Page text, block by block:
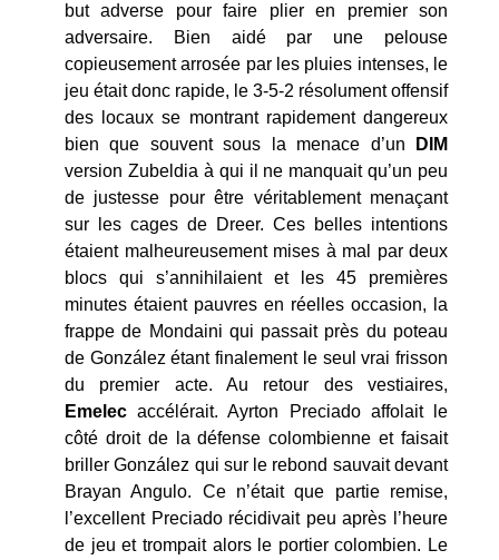
but adverse pour faire plier en premier son
adversaire. Bien aidé par une pelouse
copieusement arrosée par les pluies intenses, le
jeu était donc rapide, le 3-5-2 résolument offensif
des locaux se montrant rapidement dangereux
bien que souvent sous la menace d’un
DIM
version Zubeldia à qui il ne manquait qu’un peu
de justesse pour être véritablement menaçant
sur les cages de Dreer. Ces belles intentions
étaient malheureusement mises à mal par deux
blocs qui s’annihilaient et les 45 premières
minutes étaient pauvres en réelles occasion, la
frappe de Mondaini qui passait près du poteau
de González étant finalement le seul vrai frisson
du premier acte. Au retour des vestiaires,
Emelec accélérait. Ayrton Preciado affolait le
côté droit de la défense colombienne et faisait
briller González qui sur le rebond sauvait devant
Brayan Angulo. Ce n’était que partie remise,
l’excellent Preciado récidivait peu après l’heure
de jeu et trompait alors le portier colombien. Le